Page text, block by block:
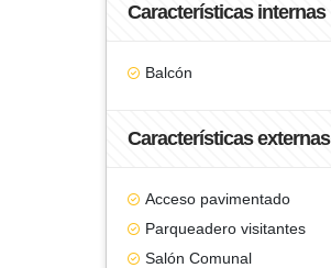
Características internas
Balcón
Características externas
Acceso pavimentado
Parqueadero visitantes
Salón Comunal